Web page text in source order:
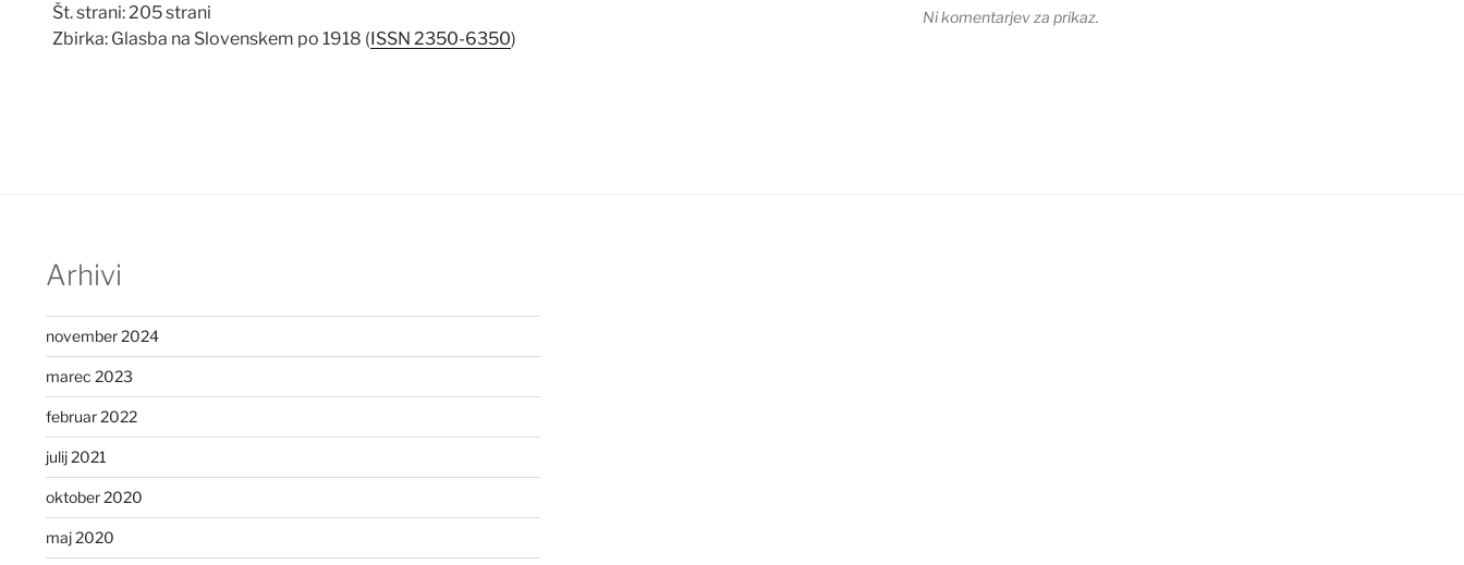
Št. strani: 205 strani
Zbirka: Glasba na Slovenskem po 1918 (ISSN 2350-6350)
Ni komentarjev za prikaz.
Arhivi
november 2024
marec 2023
februar 2022
julij 2021
oktober 2020
maj 2020